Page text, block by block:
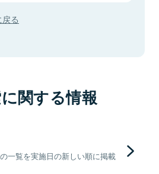
る
関する情報
一覧を実施日の新しい順に掲載